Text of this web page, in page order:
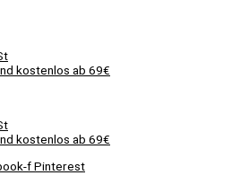
kostenlos ab 69€
kostenlos ab 69€
fPinterest